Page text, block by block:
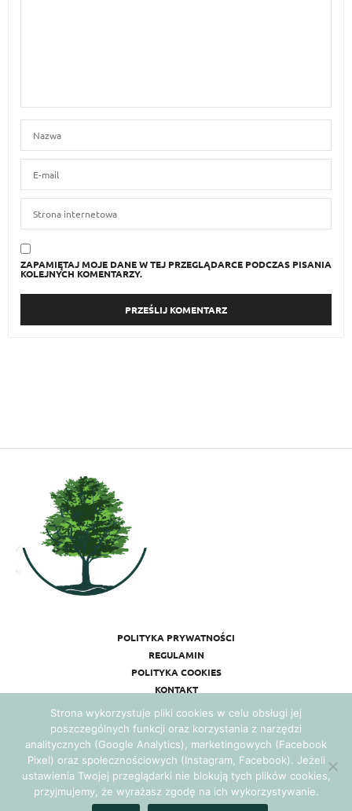
ZAPAMIĘTAJ MOJE DANE W TEJ PRZEGLĄDARCE PODCZAS PISANIA
KOLEJNYCH KOMENTARZY.
POLITYKA PRYWATNOŚCI
REGULAMIN
POLITYKA COOKIES
KONTAKT
Realizacja: Agencja Marketingowa Ambitnamarka.pl
Strona wykorzystuje pliki cookies w celu obsługi jej
poszczególnych funkcji oraz korzystania z narzędzi
analitycznych (Google Analytics), marketingowych (Facebook
Pixel) oraz społecznościowych (Instagram, Facebook). Jeżeli
ustawienia Twojej przeglądarki nie blokują tych plików cookies,
przyjmujemy, że wyrażasz zgodę na ich wykorzystywanie.